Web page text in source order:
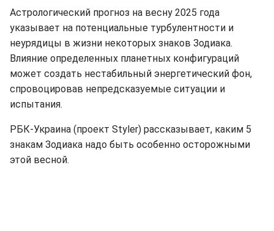
Астрологический прогноз на весну 2025 года
указывает на потенциальные турбулентности и
неурядицы в жизни некоторых знаков Зодиака.
Влияние определенных планетных конфигураций
может создать нестабильный энергетический фон,
спровоцировав непредсказуемые ситуации и
испытания.
РБК-Украина (проект Styler) рассказывает, каким 5
знакам Зодиака надо быть особенно осторожными
этой весной.